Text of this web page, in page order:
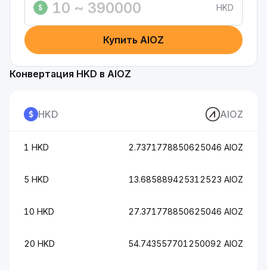
$ HKD
Купить AIOZ
Конвертация HKD в AIOZ
HKD AIOZ
1 HKD 2.7371778850625046 AIOZ
5 HKD 13.685889425312523 AIOZ
10 HKD 27.371778850625046 AIOZ
20 HKD 54.743557701250092 AIOZ